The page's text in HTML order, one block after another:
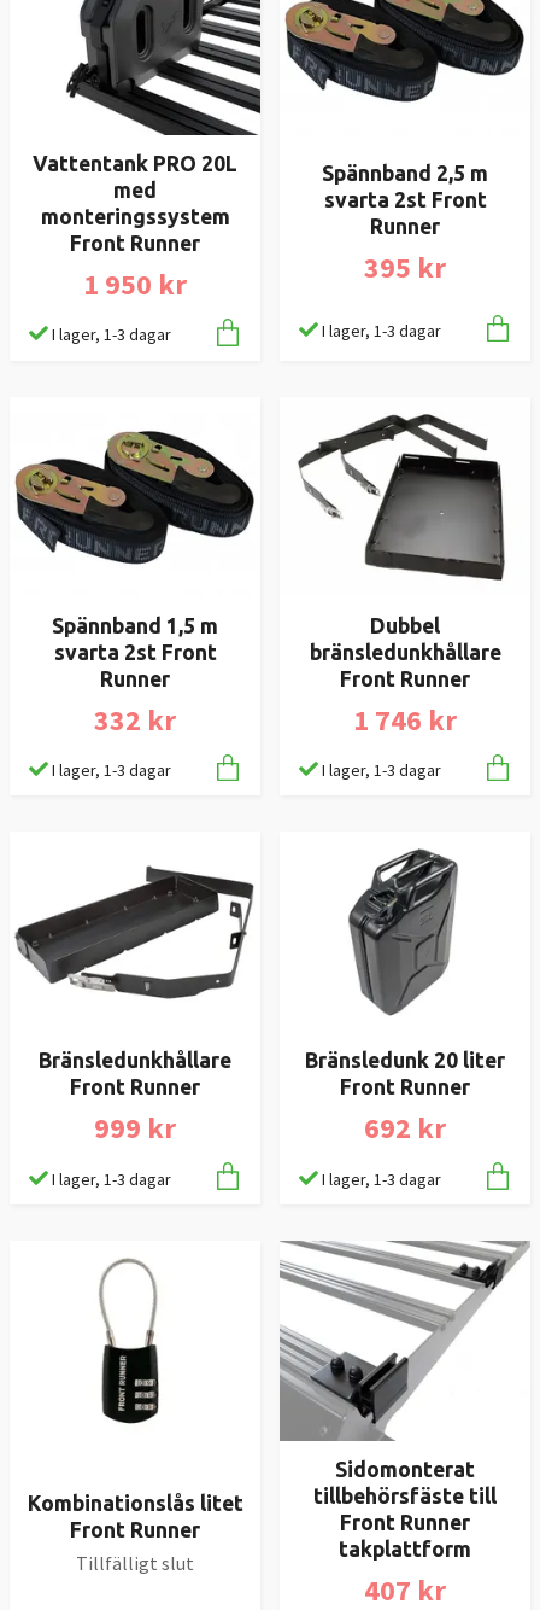
Vattentank PRO 20L
med
monteringssystem
Front Runner
1 950 kr
I lager, 1-3 dagar
Spännband 2,5 m
svarta 2st Front
Runner
395 kr
I lager, 1-3 dagar
Spännband 1,5 m
svarta 2st Front
Runner
332 kr
I lager, 1-3 dagar
Dubbel
bränsledunkhållare
Front Runner
1 746 kr
I lager, 1-3 dagar
Bränsledunkhållare
Front Runner
999 kr
I lager, 1-3 dagar
Bränsledunk 20 liter
Front Runner
692 kr
I lager, 1-3 dagar
Kombinationslås litet
Front Runner
Tillfälligt slut
Sidomonterat
tillbehörsfäste till
Front Runner
takplattform
407 kr